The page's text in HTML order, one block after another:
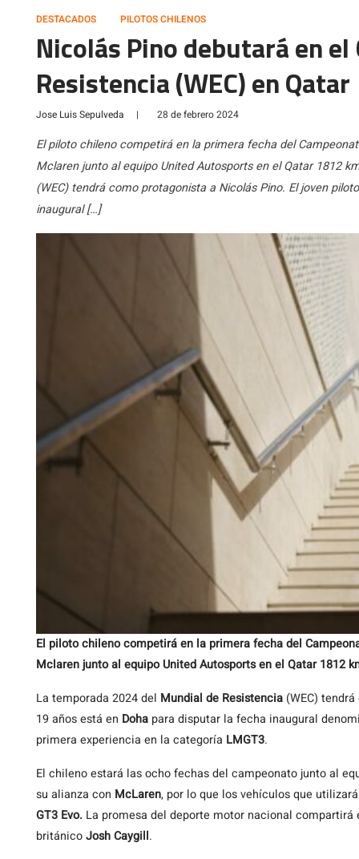
DESTACADOS PILOTOS CHILENOS
Nicolás Pino debutará en
Resistencia (WEC) en Qatar
Jose Luis Sepulveda | 28 de febrero 2024
El piloto chileno competirá en la primera fecha del
Mclaren junto al equipo United Autosports en el Qatar 1812
(WEC) tendrá como protagonista a Nicolás Pino. El joven
inaugural […]
El piloto chileno competirá en la primera fecha del
Mclaren junto al equipo United Autosports en el Qatar 1812
La temporada 2024 del Mundial de Resistencia (WEC)
19 años está en Doha para disputar la fecha inaugural
primera experiencia en la categoría LMGT3.
El chileno estará las ocho fechas del campeonato junto al
su alianza con McLaren, por lo que los vehículos que
GT3 Evo. La promesa del deporte motor nacional
británicoJosh Caygill.